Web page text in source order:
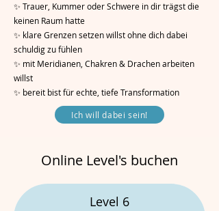
✨ Trauer, Kummer oder Schwere in dir trägst die
keinen Raum hatte
✨ klare Grenzen setzen willst ohne dich dabei
schuldig zu fühlen
✨ mit Meridianen, Chakren & Drachen arbeiten
willst
✨ bereit bist für echte, tiefe Transformation
Ich will dabei sein!
Online Level's buchen
Level 6